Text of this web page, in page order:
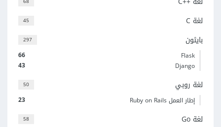
45 لغة C
297 بايثون
66
Flask
43
Django
50 لغة روبي
23 إطار العمل Ruby on Rails
58 لغة Go